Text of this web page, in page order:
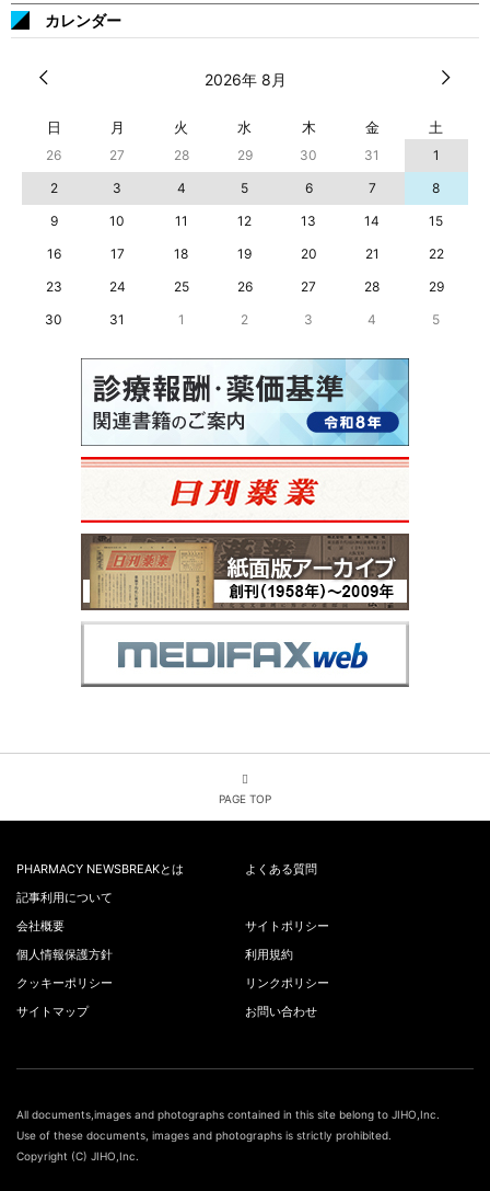
カレンダー
2026年 8月
日 月 火 水 木 金 土
26 27 28 29 30 31
1
2
3 4 5 6 7
8
9
10 11 12 13 14
15
16
17 18 19 20 21
22
23
24 25 26 27 28
29
30
31 1 2 3 4 5
PAGE TOP
PHARMACY NEWSBREAKとは
よくある質問
記事利用について
会社概要
サイトポリシー
個人情報保護方針
利用規約
クッキーポリシー
リンクポリシー
サイトマップ
お問い合わせ
All documents,images and photographs contained in this site belong to JIHO,Inc.
Use of these documents, images and photographs is strictly prohibited.
Copyright (C) JIHO,Inc.